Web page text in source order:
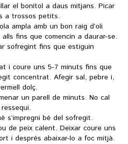
el bonítol a daus mitjans. Picar
a trossos petits.
ampla amb un bon raig d’oli
fins que comencin a daurar-se.
sofregint fins que estiguin
i coure uns 5-7 minuts fins que
concentrat. Afegir sal, pebre i,
dolç.
un parell de minuts. No cal
s’impregni bé del sofregit.
de peix calent. Deixar coure uns
i després abaixar-lo a foc mitjà.